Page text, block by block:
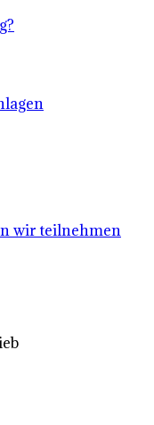
wir teilnehmen